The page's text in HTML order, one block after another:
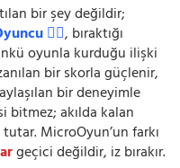
bir şey değildir;
🧍‍♂️, bıraktığı
oyunla kurduğu ilişki
bir skorla güçlenir,
bir deneyimle
bitmez; akılda kalan
MicroOyun’un farkı
geçici değildir, iz bırakır.